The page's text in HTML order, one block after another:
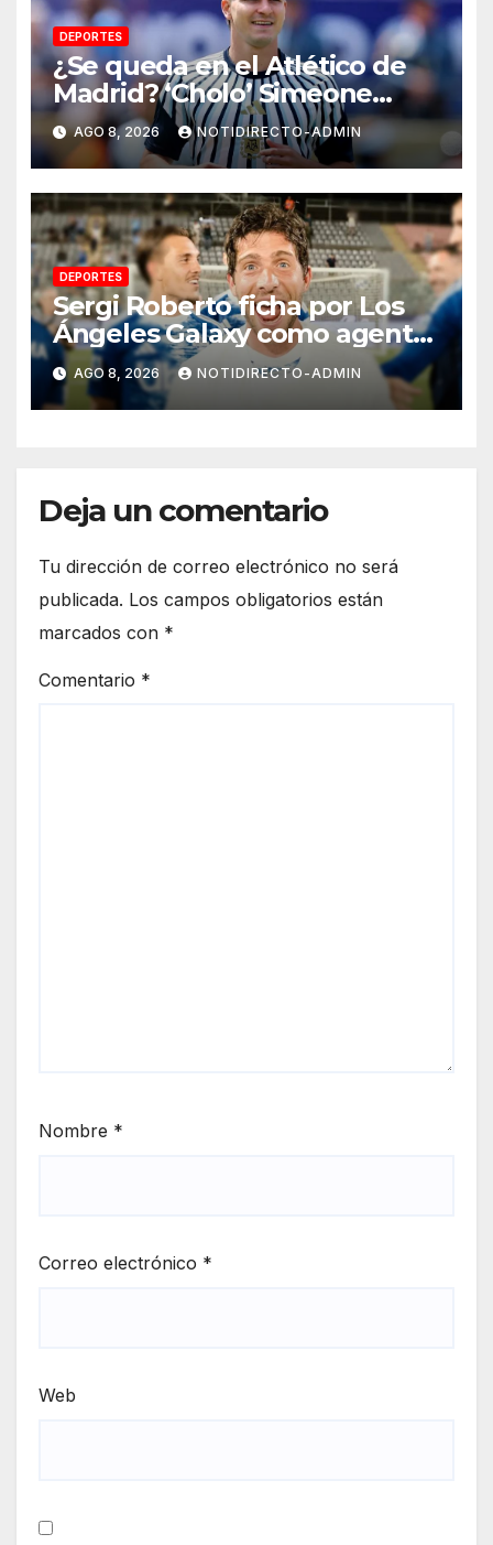
DEPORTES
¿Se queda en el Atlético de
Madrid? ‘Cholo’ Simeone
responde contundente sobre
el futuro de Julián Álvarez
AGO 8, 2026 NOTIDIRECTO-ADMIN
DEPORTES
Sergi Roberto ficha por Los
Ángeles Galaxy como agente
libre hasta 2028
AGO 8, 2026 NOTIDIRECTO-ADMIN
Deja un comentario
Tu dirección de correo electrónico no será
publicada. Los campos obligatorios están
marcados con *
Comentario *
Nombre *
Correo electrónico *
Web